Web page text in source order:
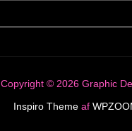
Copyright © 2026 Graphic
Inspiro Themeaf